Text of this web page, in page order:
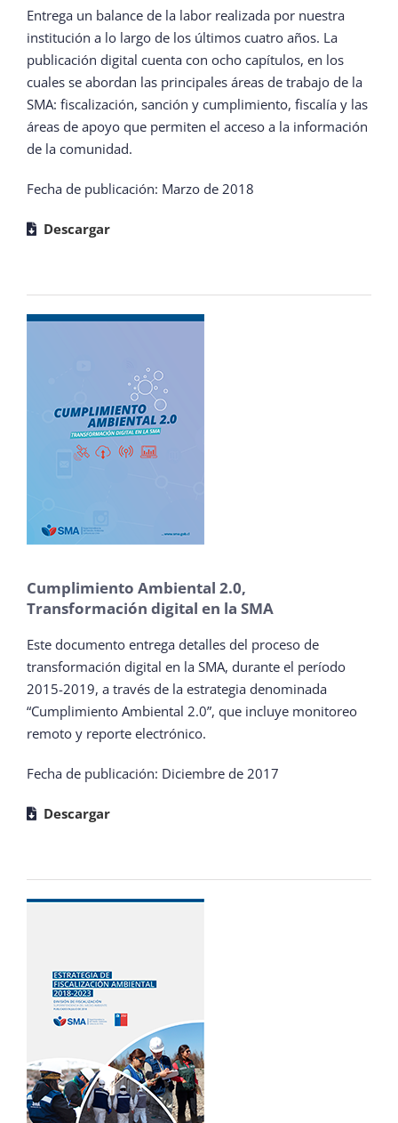
Entrega un balance de la labor realizada por nuestra
institución a lo largo de los últimos cuatro años. La
publicación digital cuenta con ocho capítulos, en los
cuales se abordan las principales áreas de trabajo de la
SMA: fiscalización, sanción y cumplimiento, fiscalía y las
áreas de apoyo que permiten el acceso a la información
de la comunidad.
Fecha de publicación: Marzo de 2018
Descargar
Cumplimiento Ambiental 2.0,
Transformación digital en la SMA
Este documento entrega detalles del proceso de
transformación digital en la SMA, durante el período
2015-2019, a través de la estrategia denominada
“Cumplimiento Ambiental 2.0”, que incluye monitoreo
remoto y reporte electrónico.
Fecha de publicación: Diciembre de 2017
Descargar